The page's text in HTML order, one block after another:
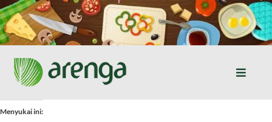
Skip
to
content
Toggle
Home
Menyukai ini: